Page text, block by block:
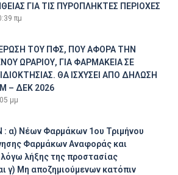
ΓΙΑ ΤΙΣ ΠΥΡΟΠΛΗΚΤΕΣ ΠΕΡΙΟΧΕΣ
πμ
ΤΟΥ ΠΦΣ, ΠΟΥ ΑΦΟΡΑ ΤΗΝ
ΩΡΑΡΙΟΥ, ΓΙΑ ΦΑΡΜΑΚΕΙΑ ΣΕ
ΘΑ ΙΣΧΥΣΕΙ ΑΠΟ ΔΗΛΩΣΗ
– ΔΕΚ 2026
μμ
α) Νέων Φαρμάκων 1ου Τριμήνου
Φαρμάκων Αναφοράς και
λήξης της προστασίας
γ) Μη αποζημιούμενων κατόπιν